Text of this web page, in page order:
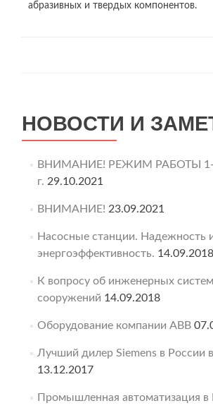
абразивных и твердых компонентов.
НОВОСТИ И
ВНИМАНИЕ! РЕЖИМ РАБОТЫ 1-3
г. 29.10.2021
ВНИМАНИЕ! 23.09.2021
Насосные станции. Надежность
энергоэффективность. 14.09.2018
К вопросу об инженерных
сооружений 14.09.2018
Оборудование компании ABB
Лучший дилер Siemens в России
13.12.2017
Промышленная автоматизация в